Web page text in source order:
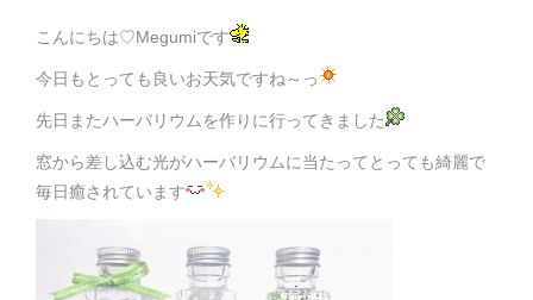
こんにちは♡Megumiです
今日もとっても良いお天気ですね～っ
先日またハーバリウムを作りに行ってきました
窓から差し込む光がハーバリウムに当たってとっても綺麗で
毎日癒されています